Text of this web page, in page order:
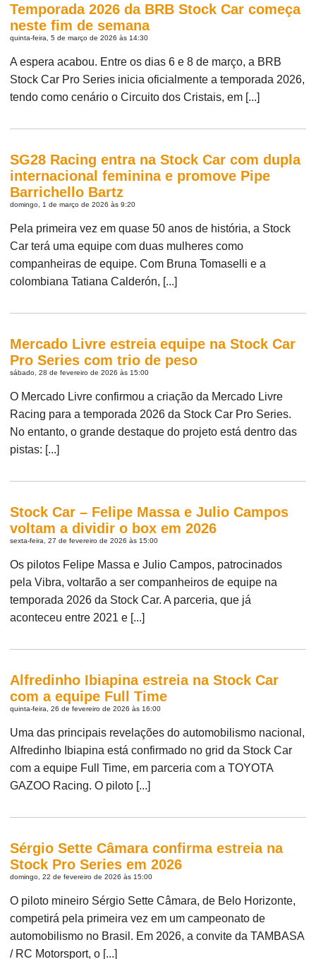
Temporada 2026 da BRB Stock Car começa
neste fim de semana
quinta-feira, 5 de março de 2026 às 14:30
A espera acabou. Entre os dias 6 e 8 de março, a BRB
Stock Car Pro Series inicia oficialmente a temporada 2026,
tendo como cenário o Circuito dos Cristais, em [...]
SG28 Racing entra na Stock Car com dupla
internacional feminina e promove Pipe
Barrichello Bartz
domingo, 1 de março de 2026 às 9:20
Pela primeira vez em quase 50 anos de história, a Stock
Car terá uma equipe com duas mulheres como
companheiras de equipe. Com Bruna Tomaselli e a
colombiana Tatiana Calderón, [...]
Mercado Livre estreia equipe na Stock Car
Pro Series com trio de peso
sábado, 28 de fevereiro de 2026 às 15:00
O Mercado Livre confirmou a criação da Mercado Livre
Racing para a temporada 2026 da Stock Car Pro Series.
No entanto, o grande destaque do projeto está dentro das
pistas: [...]
Stock Car – Felipe Massa e Julio Campos
voltam a dividir o box em 2026
sexta-feira, 27 de fevereiro de 2026 às 15:00
Os pilotos Felipe Massa e Julio Campos, patrocinados
pela Vibra, voltarão a ser companheiros de equipe na
temporada 2026 da Stock Car. A parceria, que já
aconteceu entre 2021 e [...]
Alfredinho Ibiapina estreia na Stock Car
com a equipe Full Time
quinta-feira, 26 de fevereiro de 2026 às 16:00
Uma das principais revelações do automobilismo nacional,
Alfredinho Ibiapina está confirmado no grid da Stock Car
com a equipe Full Time, em parceria com a TOYOTA
GAZOO Racing. O piloto [...]
Sérgio Sette Câmara confirma estreia na
Stock Pro Series em 2026
domingo, 22 de fevereiro de 2026 às 15:00
O piloto mineiro Sérgio Sette Câmara, de Belo Horizonte,
competirá pela primeira vez em um campeonato de
automobilismo no Brasil. Em 2026, a convite da TAMBASA
/ RC Motorsport, o [...]